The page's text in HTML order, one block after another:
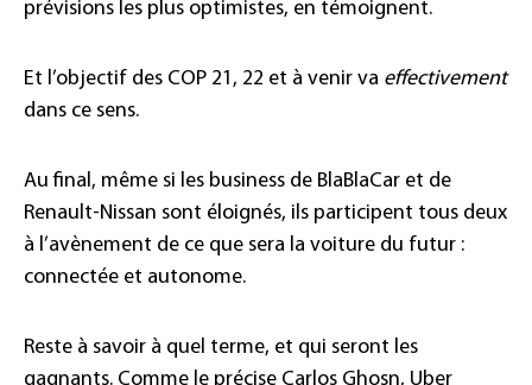
prévisions les plus optimistes, en témoignent.
Et l’objectif des COP 21, 22 et à venir va effectivement
dans ce sens.
Au final, même si les business de BlaBlaCar et de
Renault-Nissan sont éloignés, ils participent tous deux
à l’avènement de ce que sera la voiture du futur :
connectée et autonome.
Reste à savoir à quel terme, et qui seront les
gagnants. Comme le précise Carlos Ghosn, Uber